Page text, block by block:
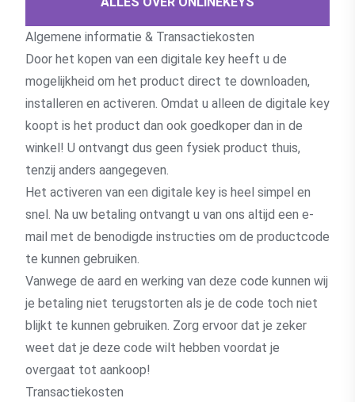
Algemene informatie & Transactiekosten
Door het kopen van een digitale key heeft u de
mogelijkheid om het product direct te downloaden,
installeren en activeren. Omdat u alleen de digitale key
koopt is het product dan ook goedkoper dan in de
winkel! U ontvangt dus geen fysiek product thuis,
tenzij anders aangegeven.
Het activeren van een digitale key is heel simpel en
snel. Na uw betaling ontvangt u van ons altijd een e-
mail met de benodigde instructies om de productcode
te kunnen gebruiken.
Vanwege de aard en werking van deze code kunnen wij
je betaling niet terugstorten als je de code toch niet
blijkt te kunnen gebruiken. Zorg ervoor dat je zeker
weet dat je deze code wilt hebben voordat je
overgaat tot aankoop!
Transactiekosten